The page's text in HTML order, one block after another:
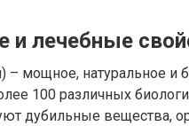
и лечебные
– мощное, натуральное и
100 различных
дубильные вещества,